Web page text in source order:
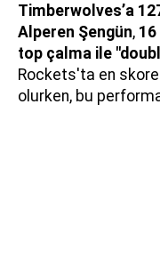
Timberwolves’a
Alperen Şengün, 16
top çalma ile
Rockets'ta en
olurken, bu